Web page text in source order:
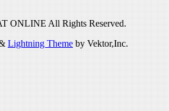
ONLINE All Rights Reserved.
Lightning Themeby Vektor,Inc.